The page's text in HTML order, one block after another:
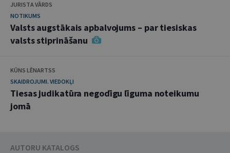
JURISTA VĀRDS
NOTIKUMS
Valsts augstākais apbalvojums – par tiesiskas
valsts stiprināšanu
KŪNS LĒNARTSS
SKAIDROJUMI. VIEDOKĻI
Tiesas judikatūra negodīgu līguma noteikumu
jomā
AUTORU KATALOGS